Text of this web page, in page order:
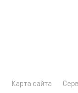
Карта сайта